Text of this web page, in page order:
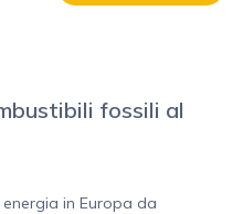
fossili al
in Europa da